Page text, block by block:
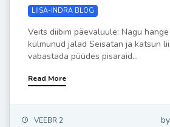
LIISA-INDRA BLOG
Veits diibim päevaluule: Nagu
külmunud jalad Seisatan ja katsun
vabastada püüdes pisaraid...
Read More
VEEBR 2 by